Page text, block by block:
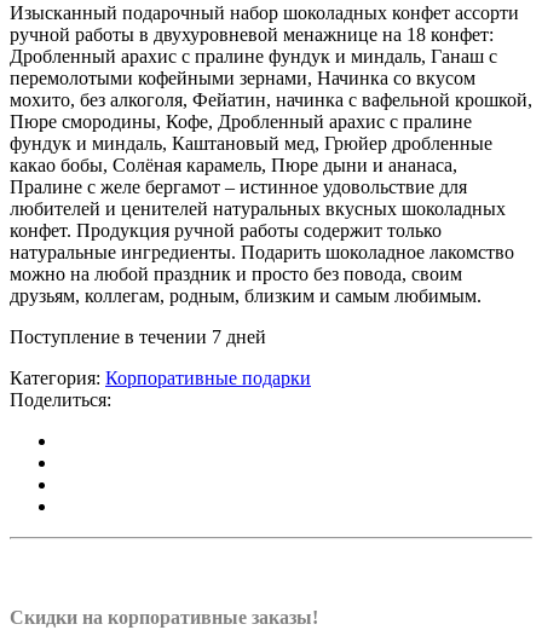
Изысканный подарочный набор шоколадных конфет ассорти
ручной работы в двухуровневой менажнице на 18 конфет:
Дробленный арахис с пралине фундук и миндаль, Ганаш с
перемолотыми кофейными зернами, Начинка со вкусом
мохито, без алкоголя, Фейатин, начинка с вафельной крошкой,
Пюре смородины, Кофе, Дробленный арахис с пралине
фундук и миндаль, Каштановый мед, Грюйер дробленные
какао бобы, Солёная карамель, Пюре дыни и ананаса,
Пралине с желе бергамот – истинное удовольствие для
любителей и ценителей натуральных вкусных шоколадных
конфет. Продукция ручной работы содержит только
натуральные ингредиенты. Подарить шоколадное лакомство
можно на любой праздник и просто без повода, своим
друзьям, коллегам, родным, близким и самым любимым.
Поступление в течении 7 дней
Категория: Корпоративные подарки
Поделиться:
Скидки на корпоративные заказы!